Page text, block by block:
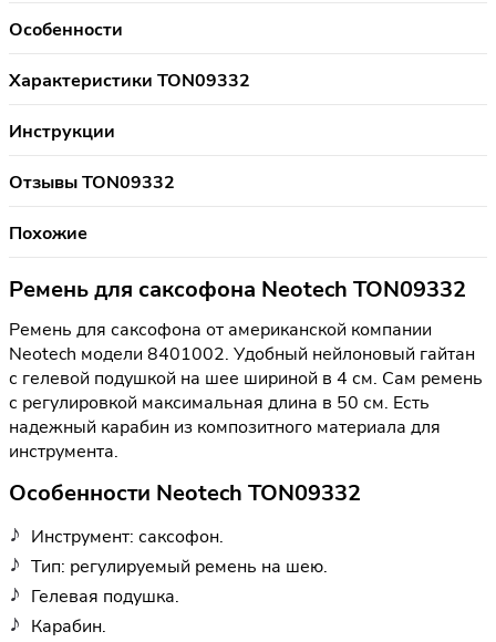
Особенности
Характеристики TON09332
Инструкции
Отзывы TON09332
Похожие
Ремень для саксофона Neotech TON09332
Ремень для саксофона от американской компании
Neotech модели 8401002. Удобный нейлоновый гайтан
с гелевой подушкой на шее шириной в 4 см. Сам ремень
с регулировкой максимальная длина в 50 см. Есть
надежный карабин из композитного материала для
инструмента.
Особенности Neotech TON09332
Инструмент: саксофон.
Тип: регулируемый ремень на шею.
Гелевая подушка.
Карабин.